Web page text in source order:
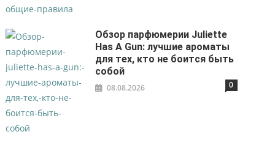
Обзор парфюмерии Juliette
Has A Gun: лучшие ароматы
для тех, кто не боится быть
собой
08.08.2026 0